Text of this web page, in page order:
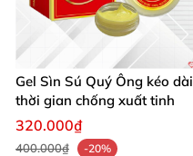
Gel Sìn Sú Quý Ông kéo dài
thời gian chống xuất tinh
320.000₫
400.000₫
-20%